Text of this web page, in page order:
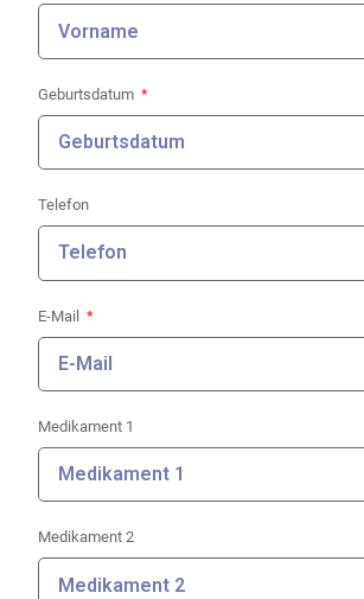
Geburtsdatum
Telefon
E-Mail
Medikament 1
Medikament 2